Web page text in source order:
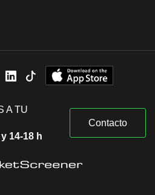
A TU
14-18 h
Contacto